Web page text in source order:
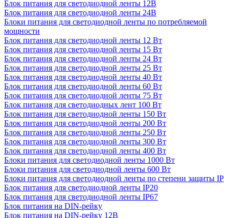
Блок питания для светодиодной ленты 12В
Блок питания для светодиодной ленты 24В
Блоки питания для светодиодной ленты по потребляемой
мощности
Блок питания для светодиодной ленты 12 Вт
Блок питания для светодиодной ленты 15 Вт
Блок питания для светодиодной ленты 24 Вт
Блок питания для светодиодной ленты 25 Вт
Блок питания для светодиодной ленты 40 Вт
Блок питания для светодиодной ленты 60 Вт
Блок питания для светодиодной ленты 75 Вт
Блок питания для светодиодных лент 100 Вт
Блок питания для светодиодной ленты 150 Вт
Блок питания для светодиодной ленты 200 Вт
Блок питания для светодиодной ленты 250 Вт
Блок питания для светодиодной ленты 300 Вт
Блок питания для светодиодной ленты 400 Вт
Блоки питания для светодиодной ленты 1000 Вт
Блоки питания для светодиодной ленты 600 Вт
Блоки питания для светодиодной ленты по степени защиты IP
Блок питания для светодиодной ленты IP20
Блок питания для светодиодной ленты IP67
Блок питания на DIN-рейку
Блок питания на DIN-рейку 12В